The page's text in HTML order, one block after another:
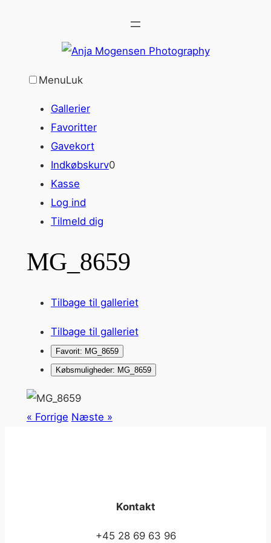
MenuLuk
Gallerier
Favoritter
Gavekort
Indkøbskurv0
Kasse
Log ind
Tilmeld dig
MG_8659
Tilbage til galleriet
Tilbage til galleriet
Favorit: MG_8659
Købsmuligheder: MG_8659
« Forrige Næste »
Kontakt
+45 28 69 63 96